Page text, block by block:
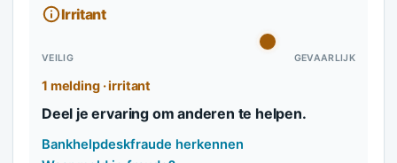
Irritant
VEILIG GEVAARLIJK
1 melding · irritant
Deel je ervaring om anderen te helpen.
Bankhelpdeskfraude herkennen